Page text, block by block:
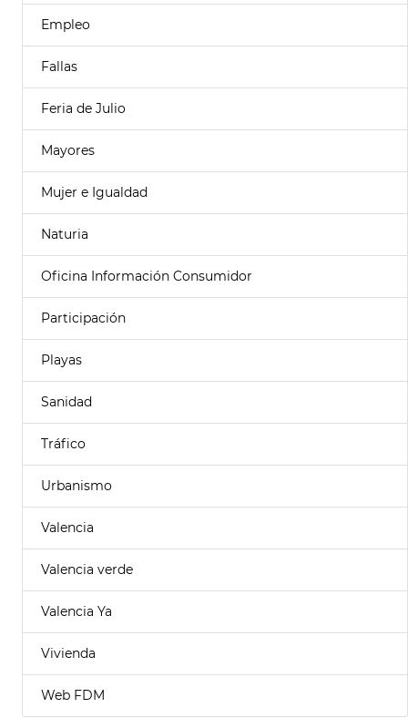
Empleo
Fallas
Feria de Julio
Mayores
Mujer e Igualdad
Naturia
Oficina Información Consumidor
Participación
Playas
Sanidad
Tráfico
Urbanismo
Valencia
Valencia verde
Valencia Ya
Vivienda
Web FDM